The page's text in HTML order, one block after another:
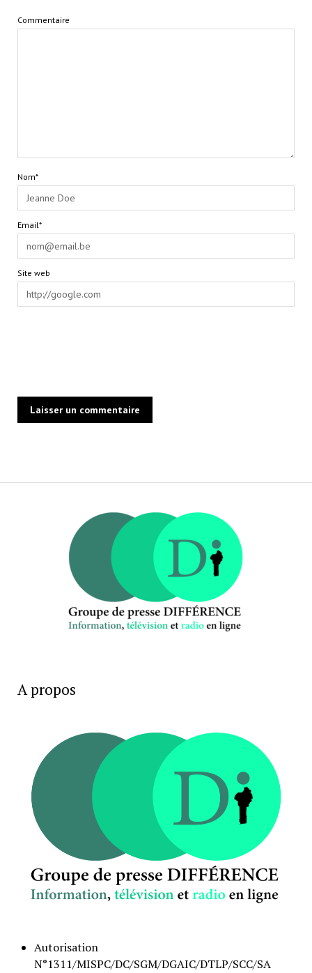
Commentaire
Nom*
Email*
Site web
A propos
Autorisation
N°1311/MISPC/DC/SGM/DGAIC/DTLP/SCC/SA